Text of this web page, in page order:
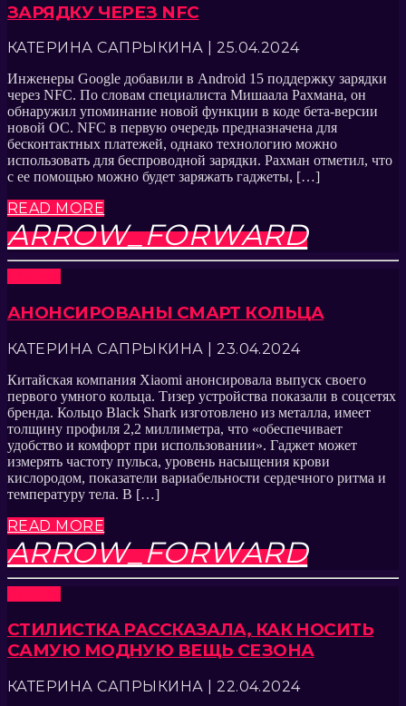
ЗАРЯДКУ ЧЕРЕЗ NFC
КАТЕРИНА САПРЫКИНА | 25.04.2024
Инженеры Google добавили в Android 15 поддержку зарядки
через NFC. По словам специалиста Мишаала Рахмана, он
обнаружил упоминание новой функции в коде бета-версии
новой ОС. NFC в первую очередь предназначена для
бесконтактных платежей, однако технологию можно
использовать для беспроводной зарядки. Рахман отметил, что
с ее помощью можно будет заряжать гаджеты, […]
READ MORE
ARROW_FORWARD
АНОНСИРОВАНЫ СМАРТ КОЛЬЦА
КАТЕРИНА САПРЫКИНА | 23.04.2024
Китайская компания Xiaomi анонсировала выпуск своего
первого умного кольца. Тизер устройства показали в соцсетях
бренда. Кольцо Black Shark изготовлено из металла, имеет
толщину профиля 2,2 миллиметра, что «обеспечивает
удобство и комфорт при использовании». Гаджет может
измерять частоту пульса, уровень насыщения крови
кислородом, показатели вариабельности сердечного ритма и
температуру тела. В […]
READ MORE
ARROW_FORWARD
СТИЛИСТКА РАССКАЗАЛА, КАК НОСИТЬ
САМУЮ МОДНУЮ ВЕЩЬ СЕЗОНА
КАТЕРИНА САПРЫКИНА | 22.04.2024